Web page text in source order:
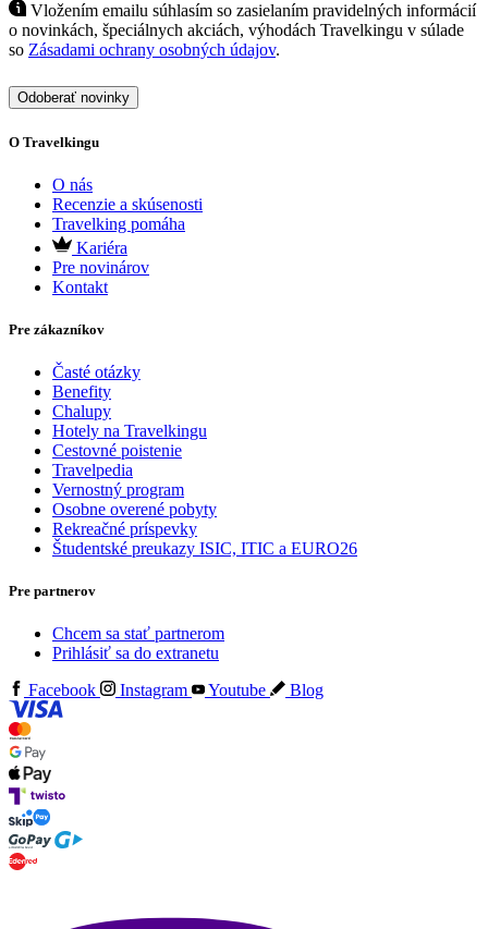
Vložením emailu súhlasím so zasielaním pravidelných informácií
o novinkách, špeciálnych akciách, výhodách Travelkingu v súlade
so Zásadami ochrany osobných údajov.
Odoberať novinky
O Travelkingu
O nás
Recenzie a skúsenosti
Travelking pomáha
Kariéra
Pre novinárov
Kontakt
Pre zákazníkov
Časté otázky
Benefity
Chalupy
Hotely na Travelkingu
Cestovné poistenie
Travelpedia
Vernostný program
Osobne overené pobyty
Rekreačné príspevky
Študentské preukazy ISIC, ITIC a EURO26
Pre partnerov
Chcem sa stať partnerom
Prihlásiť sa do extranetu
Facebook
Instagram Youtube Blog